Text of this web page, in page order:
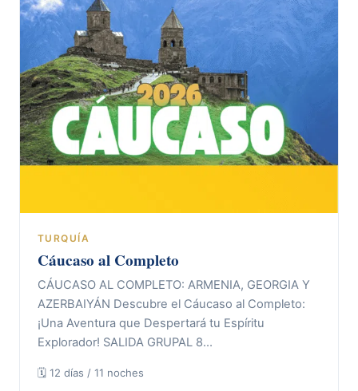
TURQUÍA
Cáucaso al Completo
CÁUCASO AL COMPLETO: ARMENIA, GEORGIA Y
AZERBAIYÁN Descubre el Cáucaso al Completo:
¡Una Aventura que Despertará tu Espíritu
Explorador! SALIDA GRUPAL 8…
🗓 12 días / 11 noches